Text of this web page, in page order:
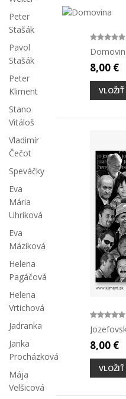
Peter
Stašák
Pavol
Stašák
Peter
Kliment
Stano
Vitáloš
Vladimír
Čečot
Speváčky
Eva
Mária
Uhríková
Eva
Máziková
Helena
Pagáčová
Helena
Vrtichová
Jadranka
Janka
Procházková
Mája
Velšicová
8,00 €
8,00 €